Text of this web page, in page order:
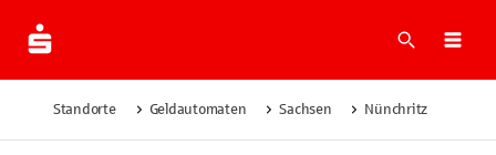
Suche
Standorte Geldautomaten Sachsen Nünchritz